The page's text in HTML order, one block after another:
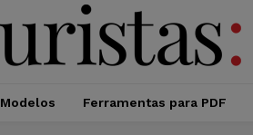
Modelos Ferramentas para PDF